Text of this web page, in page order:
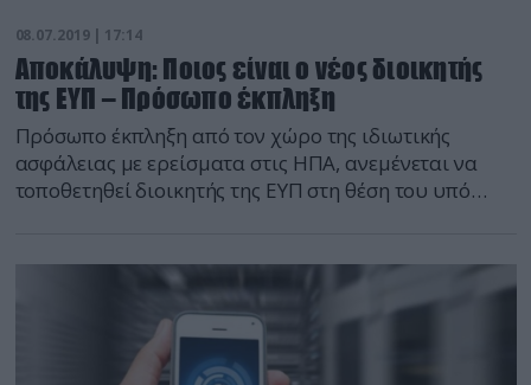
08.07.2019 | 17:14
Αποκάλυψη: Ποιος είναι ο νέος διοικητής
της ΕΥΠ – Πρόσωπο έκπληξη
Πρόσωπο έκπληξη από τον χώρο της ιδιωτικής
ασφάλειας με ερείσματα στις ΗΠΑ, ανεμένεται να
τοποθετηθεί διοικητής της ΕΥΠ στη θέση του υπό
διευθυντικό στέλεχος μεγάλων ελληνικών εταιρειών
security, με συνεργασία με την πρεσβεία των ΗΠΑ
στην Αθήνα και με ενδιαφέρον στα ζητήματα […]